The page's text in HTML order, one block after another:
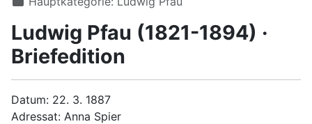
Ludwig Pfau (1821-1894) ·
Briefedition
Datum: 22. 3. 1887
Adressat: Anna Spier